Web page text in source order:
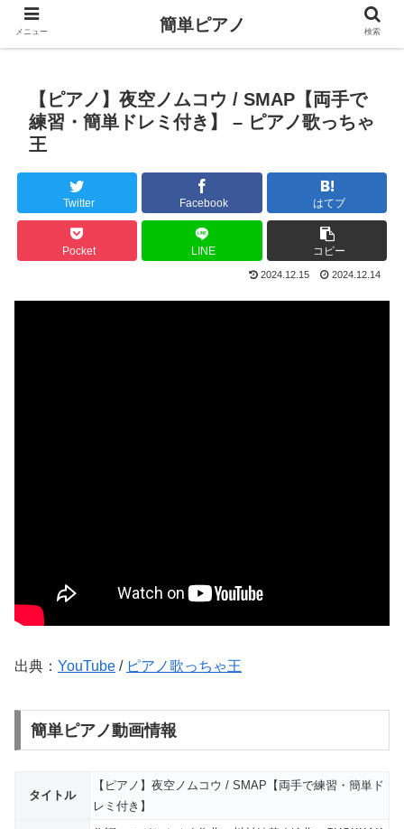
【ピアノ】夜空ノムコウ / SMAP【両手で
練習・簡単ドレミ付き】 – ピアノ歌っちゃ
王
Twitter Facebook はてブ
Pocket LINE コピー
2024.12.15 2024.12.14
出典： YouTube / ピアノ歌っちゃ王
簡単ピアノ動画情報
タイトル
【ピアノ】夜空ノムコウ / SMAP【両手で練習・簡単ド
レミ付き】
メニュー 簡単ピアノ 検索